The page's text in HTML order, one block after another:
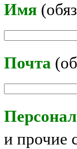
Имя
Почта
и прочие